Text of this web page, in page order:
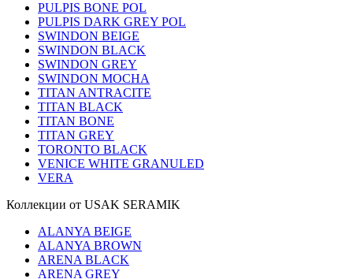
PULPIS BONE POL
PULPIS DARK GREY POL
SWINDON BEIGE
SWINDON BLACK
SWINDON GREY
SWINDON MOCHA
TITAN ANTRACITE
TITAN BLACK
TITAN BONE
TITAN GREY
TORONTO BLACK
VENICE WHITE GRANULED
VERA
Коллекции от USAK SERAMIK
ALANYA BEIGE
ALANYA BROWN
ARENA BLACK
ARENA GREY